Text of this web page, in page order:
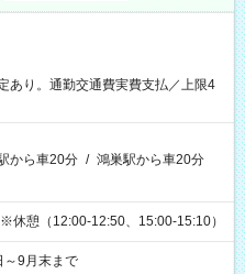
あり。通勤交通費実費支払／上限4
から車20分 / 鴻巣駅から車20分
休憩（12:00-12:50、15:00-15:10）
～9月末まで